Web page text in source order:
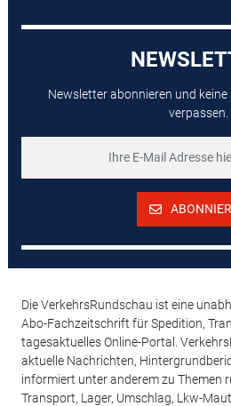
Newsletter abonnieren und
verpassen.
Die VerkehrsRundschau ist eine
Abo-Fachzeitschrift für Spedition,
tagesaktuelles Online-Portal.
aktuelle Nachrichten,
informiert unter anderem zu Themen
Transport, Lager, Umschlag, Lkw-